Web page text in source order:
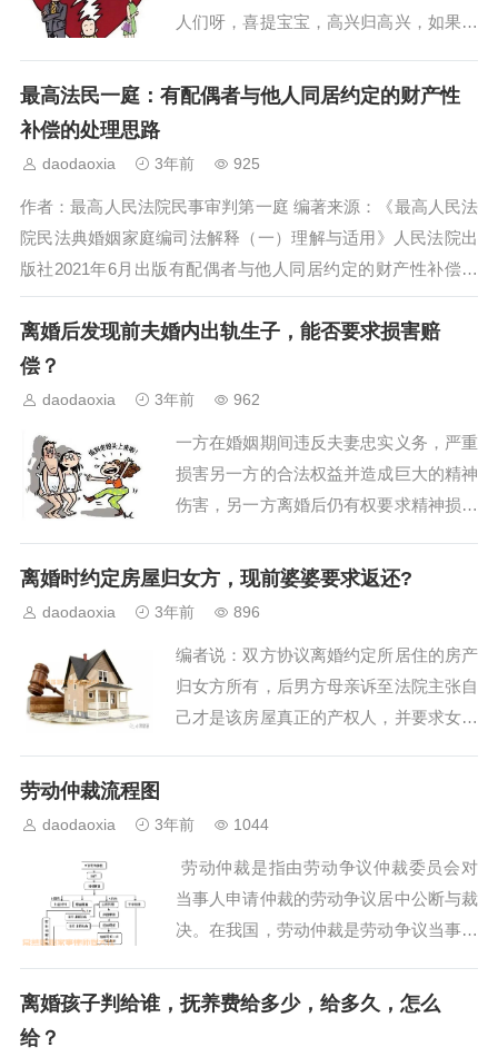
人们呀，喜提宝宝，高兴归高兴，如果自
定，对大家都好。真实判例，当然自己别
是遇到这样的问题该怎么解决?基本事
实：双方结婚，后生...
最高法民一庭：有配偶者与他人同居约定的财产性
补偿的处理思路
daodaoxia 3年前 925
作者：最高人民法院民事审判第一庭 编著来源：《最高人民法
院民法典婚姻家庭编司法解释（一）理解与适用》人民法院出
版社2021年6月出版有配偶者与他人同居约定的财产性补偿的
处理思路。有配偶者与他人同居，可以分为—方有配偶而另一
方无配偶以及双方均有配偶两种情况。现实生活中，这种同居
关系在不断形成的同时也在...
离婚后发现前夫婚内出轨生子，能否要求损害赔
偿？
daodaoxia 3年前 962
一方在婚姻期间违反夫妻忠实义务，严重
损害另一方的合法权益并造成巨大的精神
伤害，另一方离婚后仍有权要求精神损害
7月25日协议离婚，双方之女由小丽抚
离婚后，2019年8月7日，小张与他人登...
离婚时约定房屋归女方，现前婆婆要求返还?
daodaoxia 3年前 896
编者说：双方协议离婚约定所居住的房产
归女方所有，后男方母亲诉至法院主张自
己才是该房屋真正的产权人，并要求女方
订《离婚协议书》，约定位于广州市南沙
区某公寓...
劳动仲裁流程图
daodaoxia 3年前 1044
劳动仲裁是指由劳动争议仲裁委员会对
当事人申请仲裁的劳动争议居中公断与裁
决。在我国，劳动仲裁是劳动争议当事人
《劳动法》规定，提起劳动仲裁的一方应
离婚孩子判给谁，抚养费给多少，给多久，怎么
给？